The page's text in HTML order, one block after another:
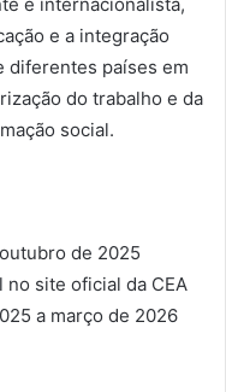
e a integração
diferentes países em
do trabalho e da
social.
de 2025
site oficial da CEA
a março de 2026